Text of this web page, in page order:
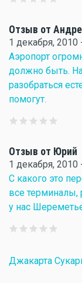
Отзыв от
1 декабря, 2010
Аэропорт
должно быть.
разобраться
помогут.
Отзыв от Юрий
1 декабря, 2010
С какого это
все терминалы,
у нас
Джакарта